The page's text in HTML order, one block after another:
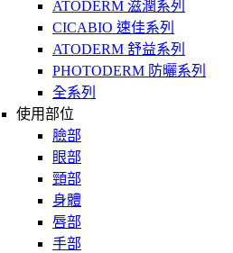
ATODERM 滋潤系列
CICABIO 速佳系列
ATODERM 舒益系列
PHOTODERM 防曬系列
全系列
使用部位
臉部
眼部
頸部
身體
唇部
手部